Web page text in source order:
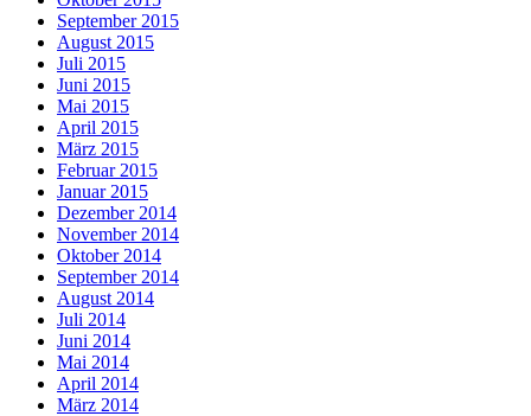
September 2015
August 2015
Juli 2015
Juni 2015
Mai 2015
April 2015
März 2015
Februar 2015
Januar 2015
Dezember 2014
November 2014
Oktober 2014
September 2014
August 2014
Juli 2014
Juni 2014
Mai 2014
April 2014
März 2014